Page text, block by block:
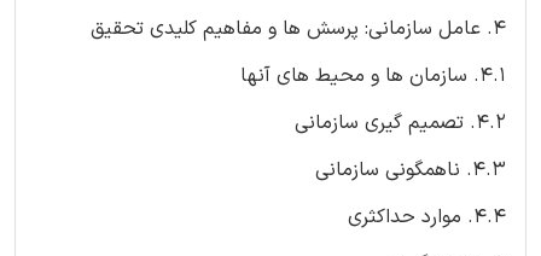
4. عامل سازمانی: پرسش ها و مفاهیم کلیدی تحقیق
4.1. سازمان ها و محیط های آنها
4.2. تصمیم گیری سازمانی
4.3. ناهمگونی سازمانی
4.4. موارد حداکثری